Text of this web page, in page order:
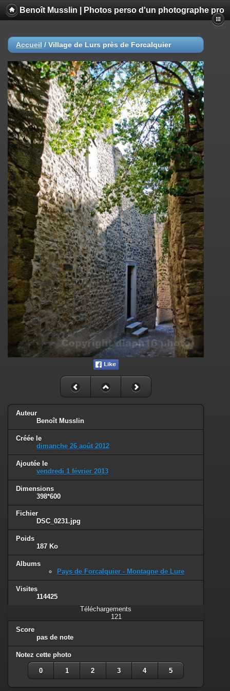
Benoît Musslin | Photos perso d'un photographe pro
Accueil / Village de Lurs près de Forcalquier
Auteur
Benoît Musslin
Créée le
dimanche 26 août 2012
Ajoutée le
vendredi 1 février 2013
Dimensions
398*600
Fichier
DSC_0231.jpg
Poids
187 Ko
Albums
Pays de Forcalquier - Montagne de Lure
Visites
114425
Téléchargements
121
Score
pas de note
Notez cette photo
0 1 2 3 4 5